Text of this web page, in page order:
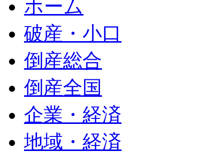
ホーム
破産・小口
倒産総合
倒産全国
企業・経済
地域・経済